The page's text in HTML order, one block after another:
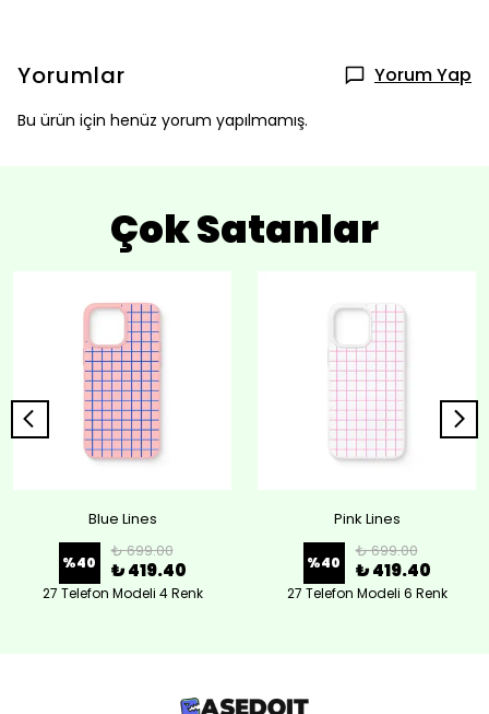
Yorumlar Yorum Yap
Bu ürün için henüz yorum yapılmamış.
Çok Satanlar
Blue Lines
%40
₺ 699.00
₺ 419.40
27 Telefon Modeli 4 Renk
Pink Lines
%40
₺ 699.00
₺ 419.40
27 Telefon Modeli 6 Renk